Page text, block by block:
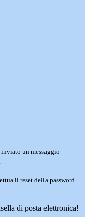
inviato un messaggio
il reset della password
di posta elettronica!